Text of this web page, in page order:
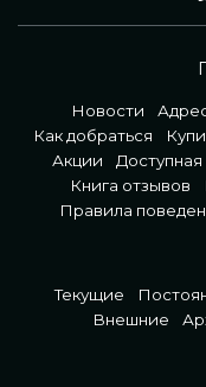
Новости
Как добраться
Акции
Книга отзывов
Правила
Текущие
Внешние